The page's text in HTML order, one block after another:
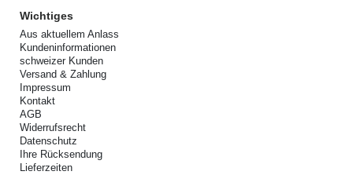
Wichtiges
Aus aktuellem Anlass
Kundeninformationen
schweizer Kunden
Versand & Zahlung
Impressum
Kontakt
AGB
Widerrufsrecht
Datenschutz
Ihre Rücksendung
Lieferzeiten